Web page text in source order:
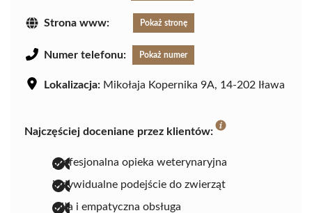
Strona www: Pokaż stronę
Numer telefonu: Pokaż numer
Lokalizacja: Mikołaja Kopernika 9A, 14-202 Iława
Najczęściej doceniane przez klientów:
profesjonalna opieka weterynaryjna
indywidualne podejście do zwierząt
miła i empatyczna obsługa